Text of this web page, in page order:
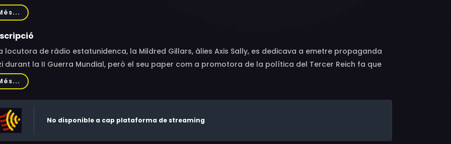
Temmel, Carlos Leal, Jesy McKinney, Carsten Nørgaard, John D. Hickman, Donat Balaj, Sewell Whitney,
Holsman, Brian Dean Rittenhouse, Ramiro 'Ramir' Delgado Ruiz, John Cassarino, Marcus Rafinski
locutora de ràdio estatunidenca, la Mildred Gillars, àlies Axis Sally, es dedicava a emetre propaganda
durant la II Guerra Mundial, però el seu paper com a promotora de la política del Tercer Reich fa que
capturada i posteriorment jutjada per traïció a la ciutat de Washington D.C.
No disponible a cap plataforma de streaming